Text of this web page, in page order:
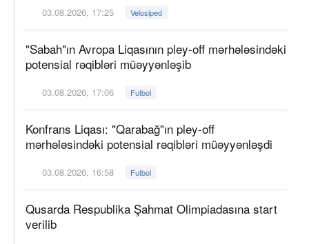
03.08.2026, 17:25 Velosiped
"Sabah"ın Avropa Liqasının pley-off mərhələsindəki
potensial rəqibləri müəyyənləşib
03.08.2026, 17:06 Futbol
Konfrans Liqası: "Qarabağ"ın pley-off
mərhələsindəki potensial rəqibləri müəyyənləşdi
03.08.2026, 16:58 Futbol
Qusarda Respublika Şahmat Olimpiadasına start
verilib